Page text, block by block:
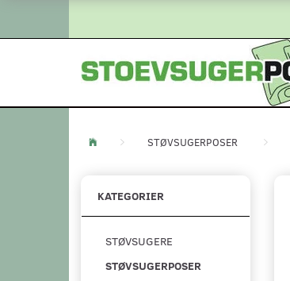
STØVSUGERPOSER
KATEGORIER
STØVSUGERE
STØVSUGERPOSER